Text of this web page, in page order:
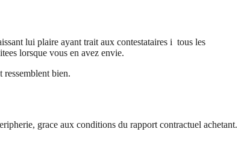
lui plaire ayant trait aux contestataires i tous les
lorsque vous en avez envie.
bien.
grace aux conditions du rapport contractuel achetant.